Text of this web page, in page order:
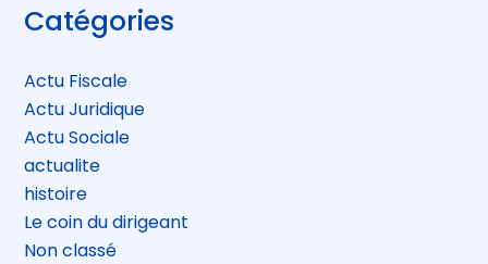
Blog
sidebar
Catégories
Actu Fiscale
Actu Juridique
Actu Sociale
actualite
histoire
Le coin du dirigeant
Non classé